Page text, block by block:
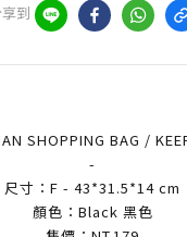
到
SHOPPING BAG /
-
尺寸：F - 43*31.5*14 cm
顏色：Black 黑色